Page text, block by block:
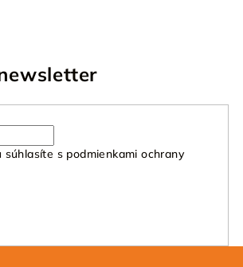
súhlasíte s podmienkami ochrany